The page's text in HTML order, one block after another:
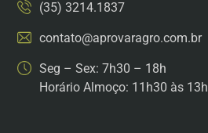
(35) 3214.1837
contato@aprovaragro.com.br
Seg – Sex: 7h30 – 18h
Horário Almoço: 11h30 às 13h